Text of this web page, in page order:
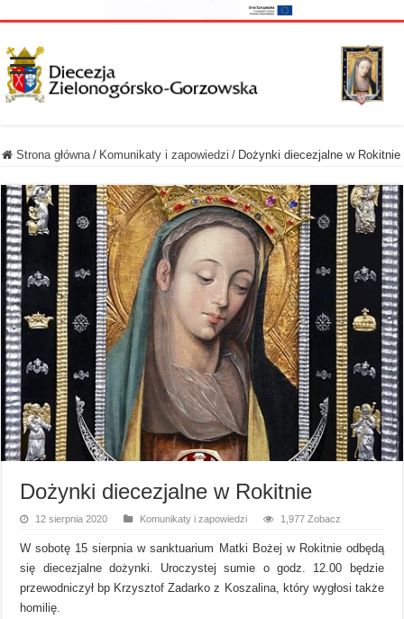
Strona główna / Komunikaty i zapowiedzi / Dożynki diecezjalne w Rokitnie
Dożynki diecezjalne w Rokitnie
12 sierpnia 2020 Komunikaty i zapowiedzi 1,977 Zobacz
W sobotę 15 sierpnia w sanktuarium Matki Bożej w Rokitnie odbędą
się diecezjalne dożynki. Uroczystej sumie o godz. 12.00 będzie
przewodniczył bp Krzysztof Zadarko z Koszalina, który wygłosi także
homilię.